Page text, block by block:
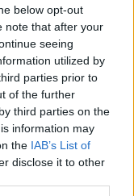
below opt-out
note that after your
seeing
utilized by
parties prior to
of the further
third parties on the
information may
the IAB’s List of
disclose it to other